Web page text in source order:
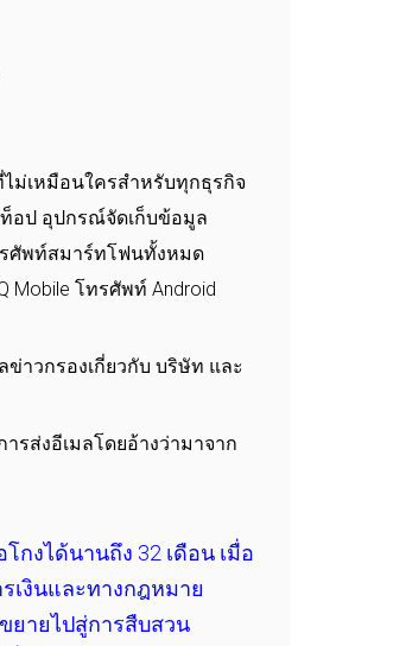
ม่เหมือนใครสำหรับทุกธุรกิจ
อป อุปกรณ์จัดเก็บข้อมูล
ศัพท์สมาร์ทโฟนทั้งหมด
โทรศัพท์ Android
ข่าวกรองเกี่ยวกับ บริษัท และ
ส่งอีเมลโดยอ้างว่ามาจาก
งได้นานถึง 32 เดือน เมื่อ
เงินและทางกฎหมาย
ยายไปสู่การสืบสวน